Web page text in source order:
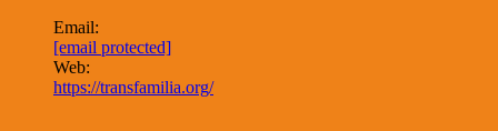
Email:
[email protected]
Web:
https://transfamilia.org/